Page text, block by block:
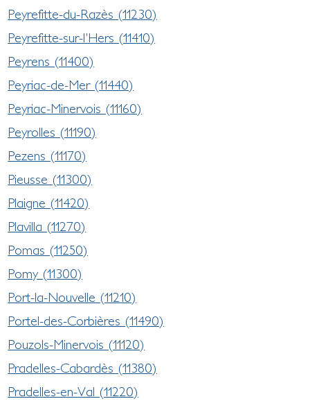
Peyrefitte-du-Razès (11230)
Peyrefitte-sur-l'Hers (11410)
Peyrens (11400)
Peyriac-de-Mer (11440)
Peyriac-Minervois (11160)
Peyrolles (11190)
Pezens (11170)
Pieusse (11300)
Plaigne (11420)
Plavilla (11270)
Pomas (11250)
Pomy (11300)
Port-la-Nouvelle (11210)
Portel-des-Corbières (11490)
Pouzols-Minervois (11120)
Pradelles-Cabardès (11380)
Pradelles-en-Val (11220)